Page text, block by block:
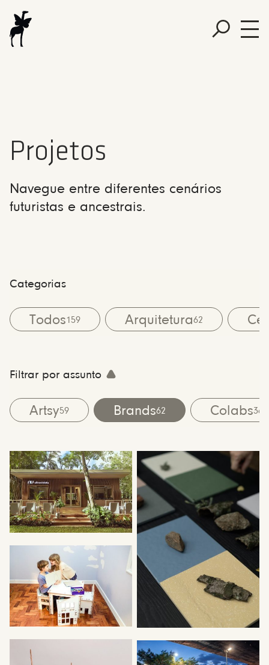
Projetos
Navegue entre diferentes cenários
futuristas e ancestrais.
Categorias
Todos159 Arquitetura62
Filtrar por assunto
Artsy59 Brands62 Colabs36